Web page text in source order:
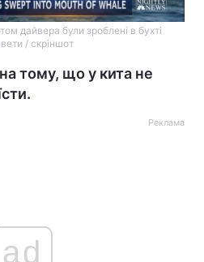
дайвера були зроблені в бухті
/ скріншот
тому, що у кита не
Реклама
ad